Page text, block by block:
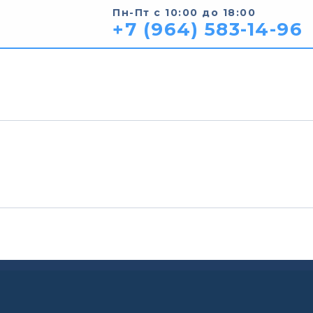
Пн-Пт с 10:00 до 18:00
+7 (964) 583-14-96